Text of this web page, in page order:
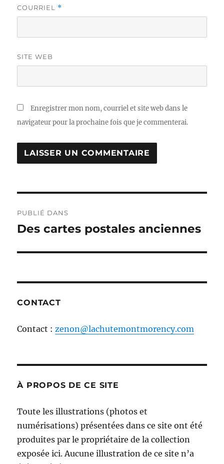
COURRIEL *
SITE WEB
Enregistrer mon nom, courriel et site web dans le
navigateur pour la prochaine fois que je commenterai.
de
PUBLIÉ DANS
Des cartes postales anciennes
CONTACT
Contact : zenon@lachutemontmorency.com
À PROPOS DE CE SITE
Toute les illustrations (photos et
numérisations) présentées dans ce site ont été
produites par le propriétaire de la collection
exposée ici. Aucune illustration de ce site n’a